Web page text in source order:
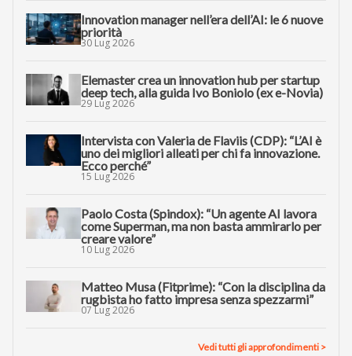
Innovation manager nell’era dell’AI: le 6 nuove
priorità
30 Lug 2026
Elemaster crea un innovation hub per startup
deep tech, alla guida Ivo Boniolo (ex e-Novia)
29 Lug 2026
Intervista con Valeria de Flaviis (CDP): “L’AI è
uno dei migliori alleati per chi fa innovazione.
Ecco perché”
15 Lug 2026
Paolo Costa (Spindox): “Un agente AI lavora
come Superman, ma non basta ammirarlo per
creare valore”
10 Lug 2026
Matteo Musa (Fitprime): “Con la disciplina da
rugbista ho fatto impresa senza spezzarmi”
07 Lug 2026
Vedi tutti gli approfondimenti >